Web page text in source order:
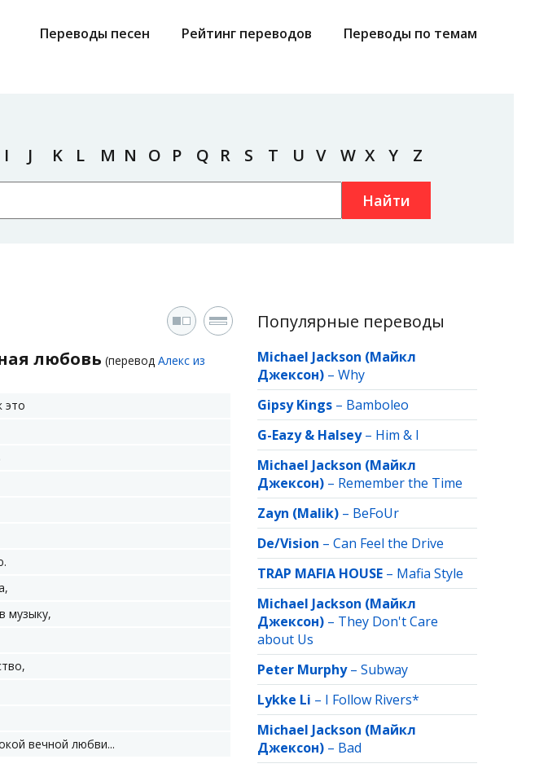
Переводы песен Рейтинг переводов Переводы по темам
I J K L M N O P Q R S T U V W X Y Z
Найти
любовь (перевод Алекс из
это
музыку,
вечной любви...
Популярные переводы
Michael Jackson (Майкл
Джексон) – Why
Gipsy Kings – Bamboleo
G-Eazy & Halsey– Him & I
Michael Jackson (Майкл
Джексон) – Remember the Time
Zayn (Malik) – BeFoUr
De/Vision – Can Feel the Drive
TRAP MAFIA HOUSE – Mafia Style
Michael Jackson (Майкл
Джексон) – They Don't Care
about Us
Peter Murphy– Subway
Lykke Li – I Follow Rivers*
Michael Jackson (Майкл
Джексон) – Bad